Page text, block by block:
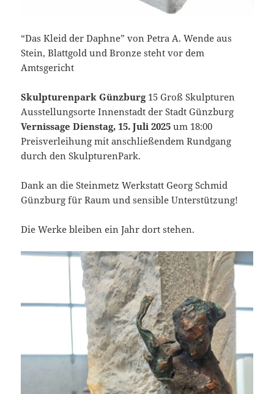
“Das Kleid der Daphne” von Petra A. Wende aus
Stein, Blattgold und Bronze steht vor dem
Amtsgericht
Skulpturenpark Günzburg 15 Groß Skulpturen
Ausstellungsorte Innenstadt der Stadt Günzburg
Vernissage Dienstag, 15. Juli 2025 um 18:00
Preisverleihung mit anschließendem Rundgang
durch den SkulpturenPark.
Dank an die Steinmetz Werkstatt Georg Schmid
Günzburg für Raum und sensible Unterstützung!
Die Werke bleiben ein Jahr dort stehen.